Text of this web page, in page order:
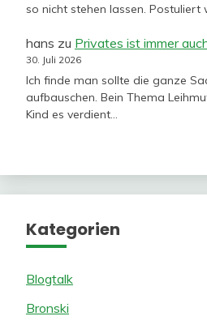
so nicht stehen lassen. Postuliert
hans zu Privates ist immer
30. Juli 2026
Ich finde man sollte die ganze
aufbauschen. Bein Thema
Kind es verdient…
Kategorien
Blogtalk
Bronski